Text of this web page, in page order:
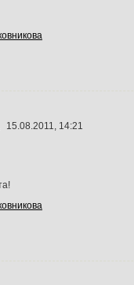
15.08.2011, 14:21